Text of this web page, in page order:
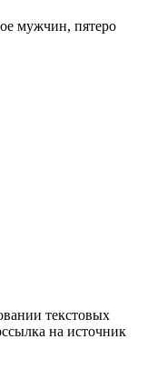
мужчин, пятеро
текстовых
на источник